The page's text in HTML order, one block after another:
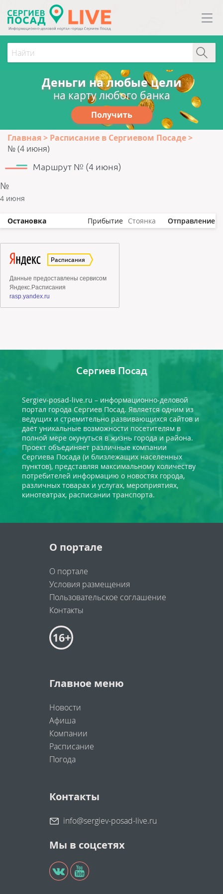
Деньги на любые цели
на карту любого банка
Получить
Главная
Расписание в Сергиевом Посаде
№ (4 июня)
Маршрут № (4 июня)
№
4 июня
Остановка Прибытие Стоянка Отправление
Сергиев Посад
Sergiev-posad-live.ru – информационно-деловой
портал города Сергиев Посад. Является одним из
ведущих и стремительно развивающихся сайтов и
даёт уникальные возможности посетителям в
полной мере окунуться в жизнь города и района.
Проект объединяет различные компании
Сергиева Посада (и близлежащих населенных
пунктов), представляя максимальному количеству
потребителей информацию о новостях города,
различных товарах и услугах, мероприятиях,
кинотеатрах, расписании транспорта.
О портале
О портале
Условия размещения
Пользовательское соглашение
Контакты
Главное меню
Новости
Афиша
Компании
Расписание
Погода
Контакты
info@sergiev-posad-live.ru
Мы в соцсетях